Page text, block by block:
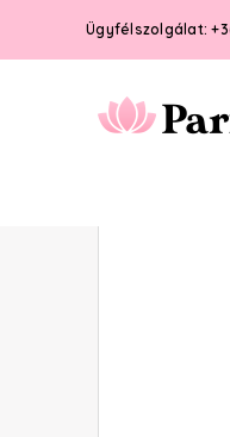
Ügyfélszolgálat: